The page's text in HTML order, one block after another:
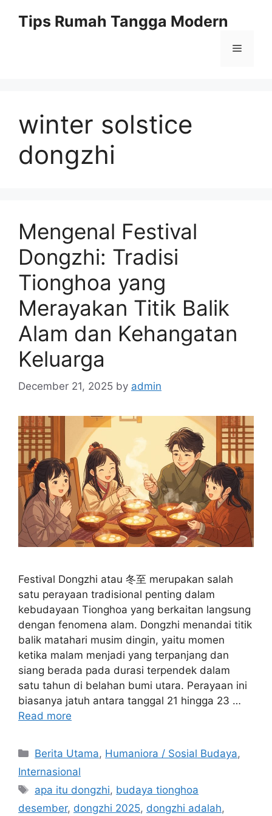
Tips Rumah Tangga Modern
Menu
winter solstice
dongzhi
Mengenal Festival
Dongzhi: Tradisi
Tionghoa yang
Merayakan Titik Balik
Alam dan Kehangatan
Keluarga
December 21, 2025 by admin
Festival Dongzhi atau 冬至 merupakan salah
satu perayaan tradisional penting dalam
kebudayaan Tionghoa yang berkaitan langsung
dengan fenomena alam. Dongzhi menandai titik
balik matahari musim dingin, yaitu momen
ketika malam menjadi yang terpanjang dan
siang berada pada durasi terpendek dalam
satu tahun di belahan bumi utara. Perayaan ini
biasanya jatuh antara tanggal 21 hingga 23 …
Read more
C
a
e
g
Berita Utama, Humaniora / Sosial Budaya,
Internasional
T
a
apa itu dongzhi, budaya tionghoa
desember, dongzhi 2025, dongzhi adalah,